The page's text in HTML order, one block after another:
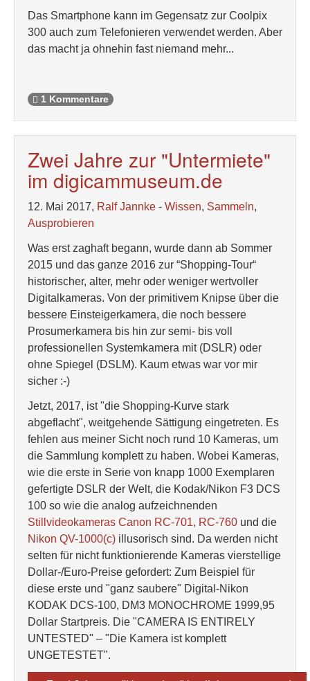
Das Smartphone kann im Gegensatz zur Coolpix
300 auch zum Telefonieren verwendet werden. Aber
das macht ja ohnehin fast niemand mehr...
1 Kommentare
Zwei Jahre zur "Untermiete"
im digicammuseum.de
12. Mai 2017, Ralf Jannke - Wissen, Sammeln,
Ausprobieren
Was erst zaghaft begann, wurde dann ab Sommer
2015 und das ganze 2016 zur “Shopping-Tour“
historischer, alter, mehr oder weniger wertvoller
Digitalkameras. Von der primitivem Knipse über die
bessere Einsteigerkamera, die noch bessere
Prosumerkamera bis hin zur semi- bis voll
professionellen Systemkamera mit (DSLR) oder
ohne Spiegel (DSLM). Kaum etwas war vor mir
sicher :-)
Jetzt, 2017, ist "die Shopping-Kurve stark
abgeflacht", weitgehende Sättigung eingetreten. Es
fehlen aus meiner Sicht noch rund 10 Kameras, um
die Sammlung komplett zu haben. Wobei Kameras,
wie die erste in Serie von knapp 1000 Exemplaren
gefertigte DSLR der Welt, die Kodak/Nikon F3 DCS
100 so wie die analog aufzeichnenden
Stillvideokameras Canon RC-701, RC-760 und die
Nikon QV-1000(c) illusorisch sind. Da werden nicht
selten für nicht funktionierende Kameras vierstellige
Dollar-/Euro-Preise gefordert: Zum Beispiel für
diese erste und "ganz saubere" Digital-Nikon
KODAK DCS-100, DM3 MONOCHROME 1999,95
Dollar Startpreis. Die "CAMERA IS ENTIRELY
UNTESTED" – "Die Kamera ist komplett
UNGETESTET".